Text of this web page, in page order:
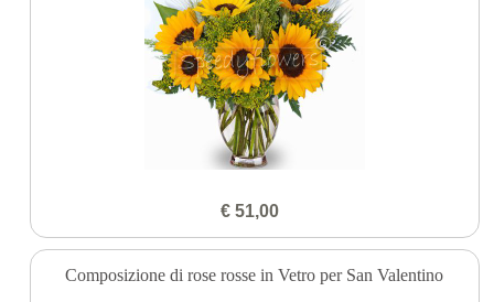
€ 51,00
Composizione di rose rosse in Vetro per San Valentino